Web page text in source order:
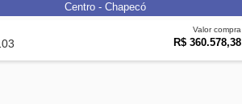
Valor compra
R$ 360.578,38
Centro - Chapecó